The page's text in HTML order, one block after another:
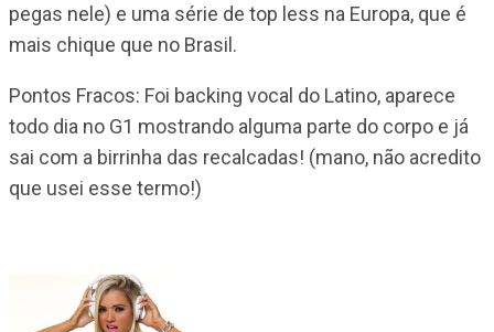
pegas nele) e uma série de top less na Europa, que é
mais chique que no Brasil.
Pontos Fracos: Foi backing vocal do Latino, aparece
todo dia no G1 mostrando alguma parte do corpo e já
sai com a birrinha das recalcadas! (mano, não acredito
que usei esse termo!)